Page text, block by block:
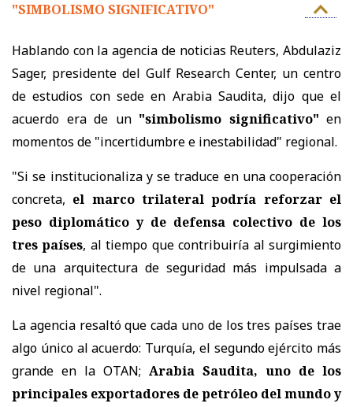
"SIMBOLISMO SIGNIFICATIVO"
Hablando con la agencia de noticias Reuters, Abdulaziz
Sager, presidente del Gulf Research Center, un centro
de estudios con sede en Arabia Saudita, dijo que el
acuerdo era de un "simbolismo significativo" en
momentos de "incertidumbre e inestabilidad" regional.
"Si se institucionaliza y se traduce en una cooperación
concreta, el marco trilateral podría reforzar el
peso diplomático y de defensa colectivo de los
tres países, al tiempo que contribuiría al surgimiento
de una arquitectura de seguridad más impulsada a
nivel regional".
La agencia resaltó que cada uno de los tres países trae
algo único al acuerdo: Turquía, el segundo ejército más
grande en la OTAN; Arabia Saudita, uno de los
principales exportadores de petróleo del mundo y